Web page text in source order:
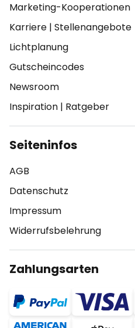
Marketing-Kooperationen
Karriere | Stellenangebote
Lichtplanung
Gutscheincodes
Newsroom
Inspiration | Ratgeber
Seiteninfos
AGB
Datenschutz
Impressum
Widerrufsbelehrung
Zahlungsarten